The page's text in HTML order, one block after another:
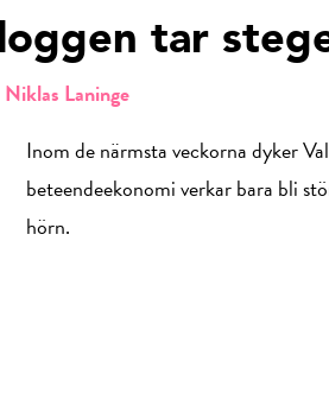
tar
Niklas Laninge
Inom de närmsta veckorna dyker
beteendeekonomi verkar bara bli
hörn.